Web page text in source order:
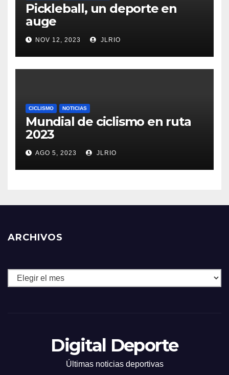
Pickleball, un deporte en
auge
NOV 12, 2023 JLRIO
CICLISMO NOTICIAS
Mundial de ciclismo en ruta
2023
AGO 5, 2023 JLRIO
ARCHIVOS
Archivos
Digital Deporte
Últimas noticias deportivas